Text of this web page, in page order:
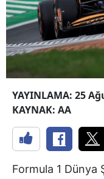
YAYINLAMA: 25
KAYNAK: AA
Formula 1 Dünya